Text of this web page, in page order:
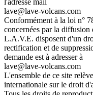
l'adresse mail
lave@lave-volcans.com
Conformément à la loi n°
concernées par la
L.A.V.E. disposent d'un
rectification et de
demande est à adresser à
lave@lave-volcans.com
L'ensemble de ce site
internationale sur le droit